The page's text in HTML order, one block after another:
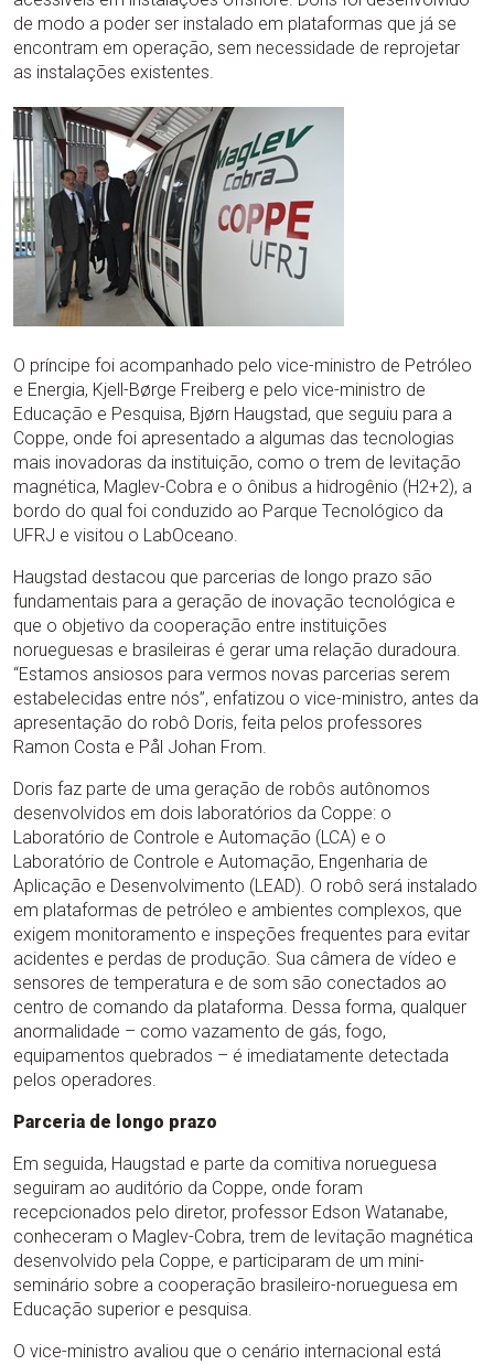
de modo a poder ser instalado em plataformas que já se
encontram em operação, sem necessidade de reprojetar
as instalações existentes.
O príncipe foi acompanhado pelo vice-ministro de Petróleo
e Energia, Kjell-Børge Freiberg e pelo vice-ministro de
Educação e Pesquisa, Bjørn Haugstad, que seguiu para a
Coppe, onde foi apresentado a algumas das tecnologias
mais inovadoras da instituição, como o trem de levitação
magnética, Maglev-Cobra e o ônibus a hidrogênio (H2+2), a
bordo do qual foi conduzido ao Parque Tecnológico da
UFRJ e visitou o LabOceano.
Haugstad destacou que parcerias de longo prazo são
fundamentais para a geração de inovação tecnológica e
que o objetivo da cooperação entre instituições
norueguesas e brasileiras é gerar uma relação duradoura.
“Estamos ansiosos para vermos novas parcerias serem
estabelecidas entre nós”, enfatizou o vice-ministro, antes da
apresentação do robô Doris, feita pelos professores
Ramon Costa e Pål Johan From.
Doris faz parte de uma geração de robôs autônomos
desenvolvidos em dois laboratórios da Coppe: o
Laboratório de Controle e Automação (LCA) e o
Laboratório de Controle e Automação, Engenharia de
Aplicação e Desenvolvimento (LEAD). O robô será instalado
em plataformas de petróleo e ambientes complexos, que
exigem monitoramento e inspeções frequentes para evitar
acidentes e perdas de produção. Sua câmera de vídeo e
sensores de temperatura e de som são conectados ao
centro de comando da plataforma. Dessa forma, qualquer
anormalidade – como vazamento de gás, fogo,
equipamentos quebrados – é imediatamente detectada
pelos operadores.
Parceria de longo prazo
Em seguida, Haugstad e parte da comitiva norueguesa
seguiram ao auditório da Coppe, onde foram
recepcionados pelo diretor, professor Edson Watanabe,
conheceram o Maglev-Cobra, trem de levitação magnética
desenvolvido pela Coppe, e participaram de um mini-
seminário sobre a cooperação brasileiro-norueguesa em
Educação superior e pesquisa.
O vice-ministro avaliou que o cenário internacional está